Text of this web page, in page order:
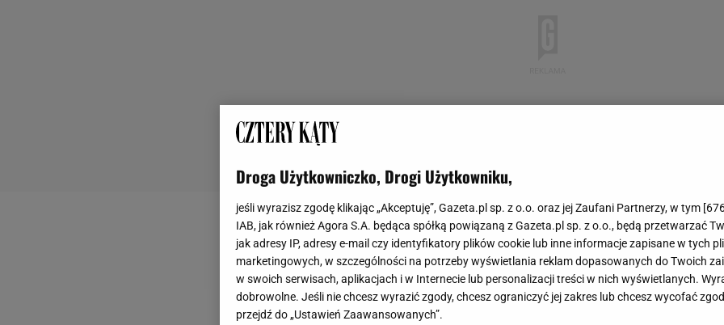
Droga Użytkowniczko, Drogi Użytkowniku,
jeśli wyrazisz zgodę klikając „Akceptuję”, Gazeta.pl sp. z o.o. oraz jej Zaufani Partnerzy, w tym [
IAB, jak również Agora S.A. będąca spółką powiązaną z Gazeta.pl sp. z o.o., będą przetwarzać
jak adresy IP, adresy e-mail czy identyfikatory plików cookie lub inne informacje zapisane w tych
marketingowych, w szczególności na potrzeby wyświetlania reklam dopasowanych do Twoich
w swoich serwisach, aplikacjach i w Internecie lub personalizacji treści w nich wyświetlanych.
dobrowolne. Jeśli nie chcesz wyrazić zgody, chcesz ograniczyć jej zakres lub chcesz wycofać
przejdź do „Ustawień Zaawansowanych”.